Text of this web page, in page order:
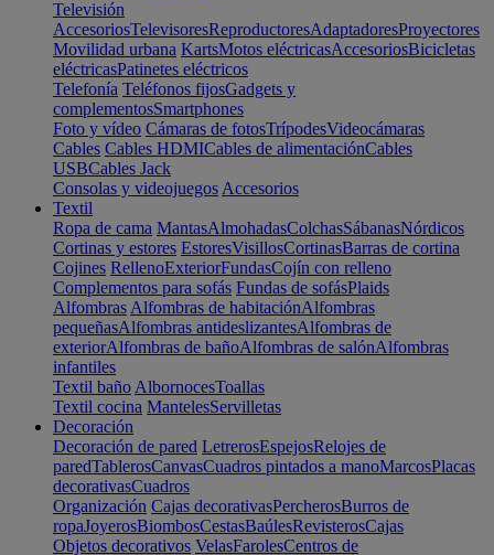
Televisión
AccesoriosTelevisoresReproductoresAdaptadoresProyectores
Movilidad urbana KartsMotos eléctricasAccesoriosBicicletas
eléctricasPatinetes eléctricos
Telefonía Teléfonos fijosGadgets y
complementosSmartphones
Foto y vídeo Cámaras de fotosTrípodesVideocámaras
Cables Cables HDMICables de alimentaciónCables
USBCables Jack
Consolas y videojuegos Accesorios
Textil
Ropa de cama MantasAlmohadasColchasSábanasNórdicos
Cortinas y estores EstoresVisillosCortinasBarras de cortina
Cojines RellenoExteriorFundasCojín con relleno
Complementos para sofás Fundas de sofásPlaids
Alfombras Alfombras de habitaciónAlfombras
pequeñasAlfombras antideslizantesAlfombras de
exteriorAlfombras de bañoAlfombras de salónAlfombras
infantiles
Textil baño AlbornocesToallas
Textil cocina MantelesServilletas
Decoración
Decoración de pared LetrerosEspejosRelojes de
paredTablerosCanvasCuadros pintados a manoMarcosPlacas
decorativasCuadros
Organización Cajas decorativasPercherosBurros de
ropaJoyerosBiombosCestasBaúlesRevisterosCajas
Objetos decorativos VelasFarolesCentros de